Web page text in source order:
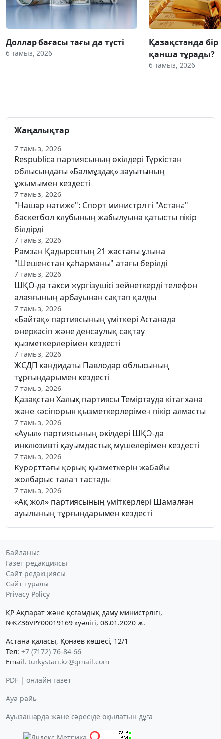
Доллар бағасы тағы да түсті
6 тамыз, 2026
Қазақстанда
қанша тұрады?
6 тамыз, 2026
Жаңалықтар
7 тамыз, 2026
Respublica партиясының өкілдері Түркістан
облысындағы «Балмұздақ» зауытының
ұжымымен кездесті
7 тамыз, 2026
"Нашар нәтиже": Спорт министрлігі "Астана"
баскетбол клубының жабылуына қатысты пікір
білдірді
7 тамыз, 2026
Рамзан Қадыровтың 21 жастағы ұлына
"Шешенстан қаһарманы" атағы берілді
7 тамыз, 2026
ШҚО-да такси жүргізушісі зейнеткерді телефон
алаяғының арбауынан сақтап қалды
7 тамыз, 2026
«Байтақ» партиясының үміткері Астанада
өнеркәсіп және денсаулық сақтау
қызметкерлерімен кездесті
7 тамыз, 2026
ЖСДП кандидаты Павлодар облысының
тұрғындарымен кездесті
7 тамыз, 2026
Қазақстан Халық партиясы Теміртауда кітапхана
және кәсіпорын қызметкерлерімен пікір алмасты
7 тамыз, 2026
«Ауыл» партиясының өкілдері ШҚО-да
инклюзивті қауымдастық мүшелерімен кездесті
7 тамыз, 2026
Курорттағы қорық қызметкерін жабайы
жолбарыс талап тастады
7 тамыз, 2026
«Ақ жол» партиясының үміткерлері Шамалған
ауылының тұрғындарымен кездесті
Байланыс
Газет редакциясы
Сайт редакциясы
Сайт туралы
Privacy Policy
ҚР Ақпарат және қоғамдық даму министрлігі,
№KZ36VPY00019169 куәлігі, 08.01.2020 ж.
Астана қаласы, Қонаев көшесі, 12/1
Тел: +7 (7172) 76-84-66
Email: turkystan.kz@gmail.com
PDF | онлайн газет
Ауа райы
Ауызашарда және сәресіде оқылатын дұға